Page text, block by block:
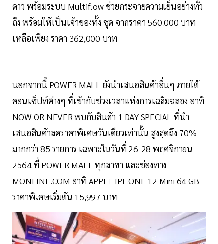
ดาว พร้อมระบบ Multiflow ช่วยกระจายความเย็นอย่างทั่ว
ถึง พร้อมให้เป็นเจ้าของทั้ง ชุด จากราคา 560,000 บาท
เหลือเพียง ราคา 362,000 บาท
นอกจากนี้ POWER MALL ยังนำเสนอสินค้าอื่นๆ ภายใต้
คอนเซ็ปท์ต่างๆ ที่เข้ากับช่วงเวลาแห่งการเฉลิมฉลอง อาทิ
NOW OR NEVER พบกับสินค้า 1 DAY SPECIAL ที่นำ
เสนอสินค้าลดราคาพิเศษวันเดียวเท่านั้น สูงสุดถึง 70%
มากกว่า 85 รายการ เฉพาะในวันที่ 26-28 พฤศจิกายน
2564 ที่ POWER MALL ทุกสาขา และช่องทาง
MONLINE.COM อาทิ APPLE IPHONE 12 Mini 64 GB
ราคาพิเศษเริ่มต้น 15,997 บาท